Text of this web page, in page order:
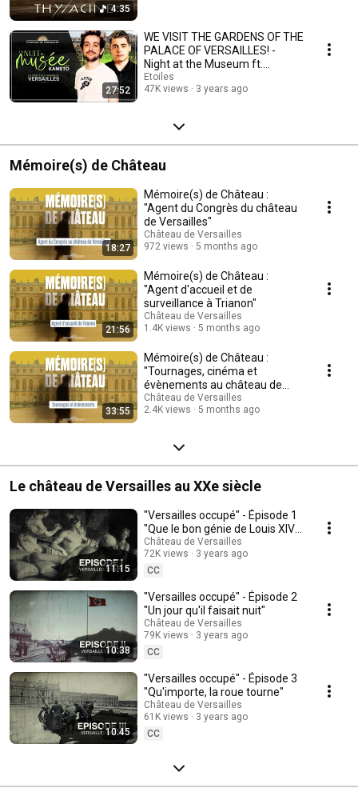
4:35
27:52
WE VISIT THE GARDENS OF THE
PALACE OF VERSAILLES! -
Night at the Museum ft.
Kameto
Etoiles
47K views
3 years ago
Mémoire(s) de Château
18:27
Mémoire(s) de Château :
"Agent du Congrès du château
de Versailles"
Château de Versailles
972 views
5 months ago
21:56
Mémoire(s) de Château :
"Agent d'accueil et de
surveillance à Trianon"
Château de Versailles
1.4K views
5 months ago
33:55
Mémoire(s) de Château :
"Tournages, cinéma et
évènements au château de
Versailles"
Château de Versailles
2.4K views
5 months ago
Le château de Versailles au XXe siècle
11:15
"Versailles occupé" - Épisode 1
"Que le bon génie de Louis XIV
protège Versailles"
Château de Versailles
72K views
3 years ago
CC
10:38
"Versailles occupé" - Épisode 2
"Un jour qu'il faisait nuit"
Château de Versailles
79K views
3 years ago
CC
10:45
"Versailles occupé" - Épisode 3
"Qu'importe, la roue tourne"
Château de Versailles
61K views
3 years ago
CC